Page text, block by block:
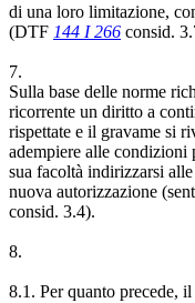
di una loro limitazione,
(DTF 144 I 266 consid.
7.
Sulla base delle norme
ricorrente un diritto a
rispettate e il gravame si
adempiere alle condizioni
sua facoltà indirizzarsi
nuova autorizzazione
consid. 3.4).
8.
8.1. Per quanto precede,